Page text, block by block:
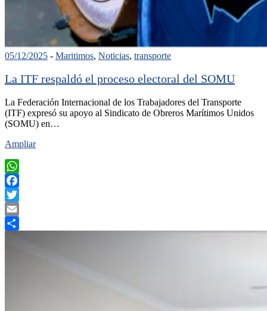
05/12/2025 - Maritimos, Noticias, transporte
La ITF respaldó el proceso electoral del SOMU
La Federación Internacional de los Trabajadores del Transporte
(ITF) expresó su apoyo al Sindicato de Obreros Marítimos Unidos
(SOMU) en…
Ampliar
WhatsApp
Facebook
Twitter
Email